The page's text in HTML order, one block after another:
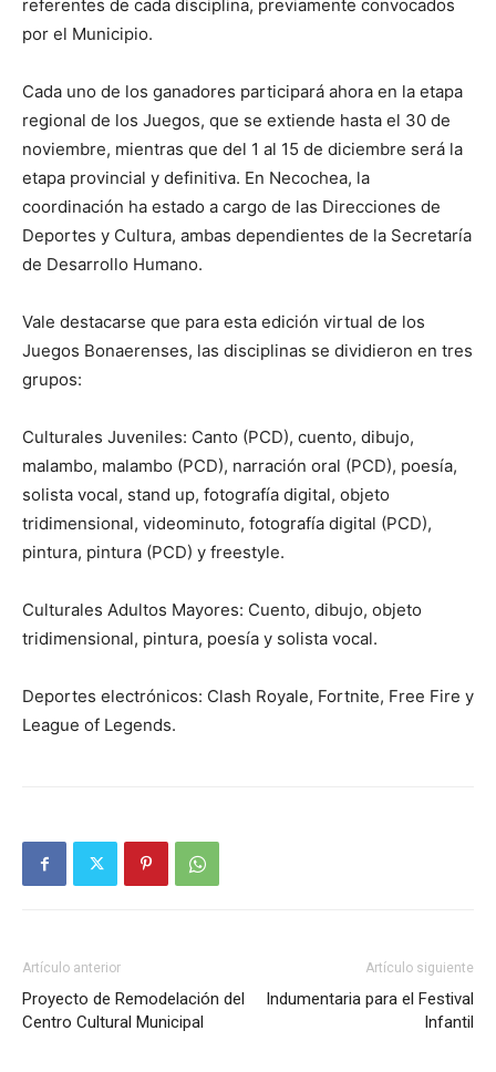
referentes de cada disciplina, previamente convocados
por el Municipio.
Cada uno de los ganadores participará ahora en la etapa
regional de los Juegos, que se extiende hasta el 30 de
noviembre, mientras que del 1 al 15 de diciembre será la
etapa provincial y definitiva. En Necochea, la
coordinación ha estado a cargo de las Direcciones de
Deportes y Cultura, ambas dependientes de la Secretaría
de Desarrollo Humano.
Vale destacarse que para esta edición virtual de los
Juegos Bonaerenses, las disciplinas se dividieron en tres
grupos:
Culturales Juveniles: Canto (PCD), cuento, dibujo,
malambo, malambo (PCD), narración oral (PCD), poesía,
solista vocal, stand up, fotografía digital, objeto
tridimensional, videominuto, fotografía digital (PCD),
pintura, pintura (PCD) y freestyle.
Culturales Adultos Mayores: Cuento, dibujo, objeto
tridimensional, pintura, poesía y solista vocal.
Deportes electrónicos: Clash Royale, Fortnite, Free Fire y
League of Legends.
Artículo anterior
Proyecto de Remodelación del
Centro Cultural Municipal
Artículo siguiente
Indumentaria para el Festival
Infantil